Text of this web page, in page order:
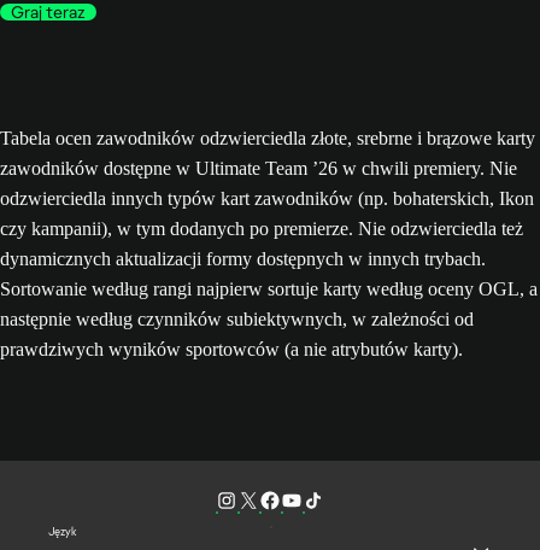
Graj teraz
Tabela ocen zawodników odzwierciedla złote, srebrne i brązowe karty
zawodników dostępne w Ultimate Team ’26 w chwili premiery. Nie
odzwierciedla innych typów kart zawodników (np. bohaterskich, Ikon
czy kampanii), w tym dodanych po premierze. Nie odzwierciedla też
dynamicznych aktualizacji formy dostępnych w innych trybach.
Sortowanie według rangi najpierw sortuje karty według oceny OGL, a
następnie według czynników subiektywnych, w zależności od
prawdziwych wyników sportowców (a nie atrybutów karty).
Język